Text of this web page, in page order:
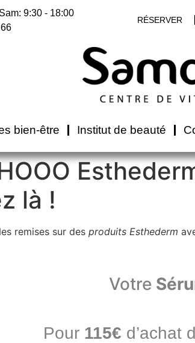
Sam: 9:30 - 18:00
RÉSERVER
bien-être Institut de beauté
là !
remises sur des produits Esthederm
Votre
Pour 115€ d’achat